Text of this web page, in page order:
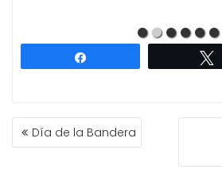
NAVEGACIÓN
DEDía de la Bandera